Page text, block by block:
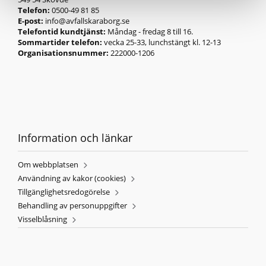
Telefon: 0500-49 81 85
E-post: info@avfallskaraborg.se
Telefontid kundtjänst: Måndag - fredag 8 till 16.
Sommartider telefon: vecka 25-33, lunchstängt kl. 12-13
Organisationsnummer: 222000-1206
Information och länkar
Om webbplatsen
Användning av kakor (cookies)
Tillgänglighetsredogörelse
Behandling av personuppgifter
Visselblåsning